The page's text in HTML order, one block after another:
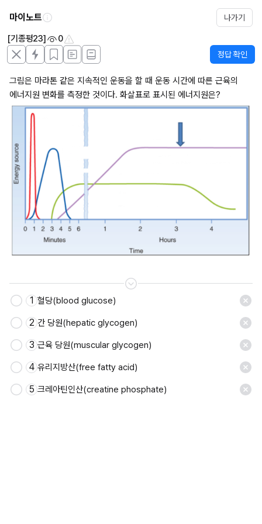
마이노트 나가기
[기종평23] 0
정답 확인
그림은 마라톤 같은 지속적인 운동을 할 때 운동 시간에 따른 근육의
에너지원 변화를 측정한 것이다. 화살표로 표시된 에너지원은?
저장
1 혈당(blood glucose)
2 간 당원(hepatic glycogen)
3 근육 당원(muscular glycogen)
4 유리지방산(free fatty acid)
5 크레아틴인산(creatine phosphate)